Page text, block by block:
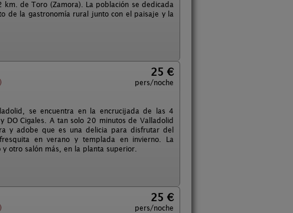
de Toro (Zamora). La población se dedicada
de la gastronomía rural junto con el paisaje y la
25 €
pers/noche
se encuentra en la encrucijada de las 4
DO Cigales. A tan solo 20 minutos de Valladolid
y adobe que es una delicia para disfrutar del
en verano y templada en invierno. La
otro salón más, en la planta superior.
25 €
pers/noche